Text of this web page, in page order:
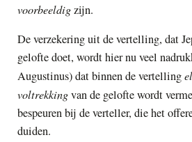
voorbeeldigzijn.
De verzekering uit de vertelling, dat
gelofte doet, wordt hier nu veel
Augustinus) dat binnen de vertelling
voltrekkingvan de gelofte wordt
bespeuren bij de verteller, die het
duiden.